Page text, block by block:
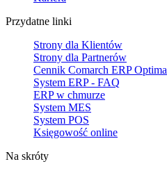
Przydatne linki
Strony dla Klientów
Strony dla Partnerów
Cennik Comarch ERP Optima
System ERP - FAQ
ERP w chmurze
System MES
System POS
Księgowość online
Na skróty